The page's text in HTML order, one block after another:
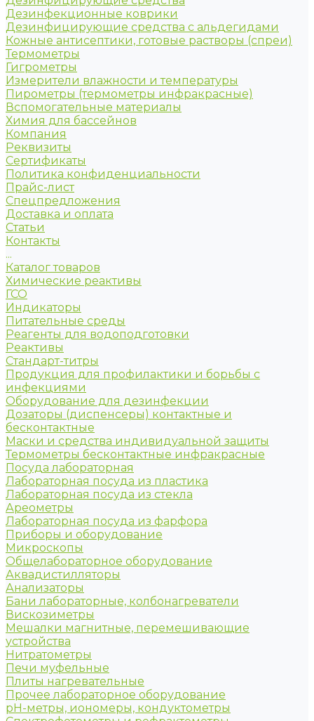
Дезинфекционные коврики
Дезинфицирующие средства с альдегидами
Кожные антисептики, готовые растворы (спреи)
Термометры
Гигрометры
Измерители влажности и температуры
Пирометры (термометры инфракрасные)
Вспомогательные материалы
Химия для бассейнов
Компания
Реквизиты
Сертификаты
Политика конфиденциальности
Прайс-лист
Спецпредложения
Доставка и оплата
Статьи
Контакты
...
Каталог товаров
Химические реактивы
ГСО
Индикаторы
Питательные среды
Реагенты для водоподготовки
Реактивы
Стандарт-титры
Продукция для профилактики и борьбы с
инфекциями
Оборудование для дезинфекции
Дозаторы (диспенсеры) контактные и
бесконтактные
Маски и средства индивидуальной защиты
Термометры бесконтактные инфракрасные
Посуда лабораторная
Лабораторная посуда из пластика
Лабораторная посуда из стекла
Ареометры
Лабораторная посуда из фарфора
Приборы и оборудование
Микроскопы
Общелабораторное оборудование
Аквадистилляторы
Анализаторы
Бани лабораторные, колбонагреватели
Вискозиметры
Мешалки магнитные, перемешивающие
устройства
Нитратометры
Печи муфельные
Плиты нагревательные
Прочее лабораторное оборудование
рН-метры, иономеры, кондуктометры